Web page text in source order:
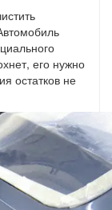
его нужно
остатков не